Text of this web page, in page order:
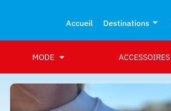
Accueil Destinations
MODE ACCESSOIRES